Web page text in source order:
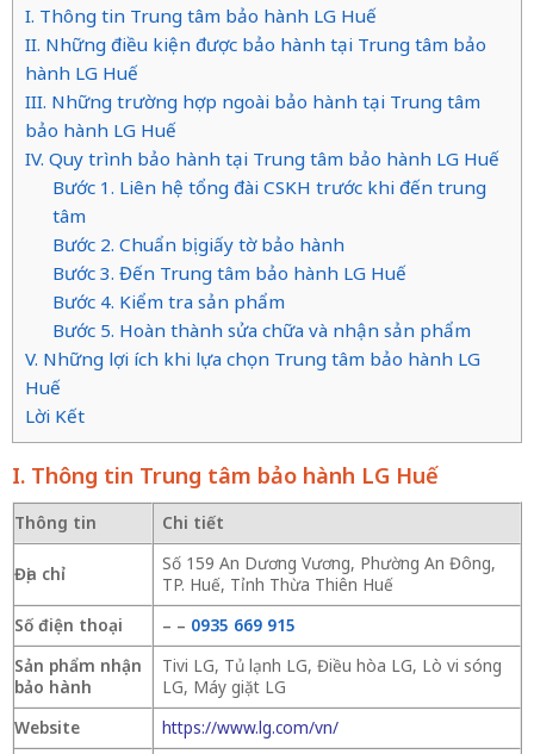
I. Thông tin Trung tâm bảo hành LG Huế
II. Những điều kiện được bảo hành tại Trung tâm bảo
hành LG Huế
III. Những trường hợp ngoài bảo hành tại Trung tâm
bảo hành LG Huế
IV. Quy trình bảo hành tại Trung tâm bảo hành LG Huế
Bước 1. Liên hệ tổng đài CSKH trước khi đến trung
tâm
Bước 2. Chuẩn bị giấy tờ bảo hành
Bước 3. Đến Trung tâm bảo hành LG Huế
Bước 4. Kiểm tra sản phẩm
Bước 5. Hoàn thành sửa chữa và nhận sản phẩm
V. Những lợi ích khi lựa chọn Trung tâm bảo hành LG
Huế
Lời Kết
I. Thông tin Trung tâm bảo hành LG Huế
Thông tin Chi tiết
Địa chỉ
Số 159 An Dương Vương, Phường An Đông,
TP. Huế, Tỉnh Thừa Thiên Huế
Số điện thoại
– – 0935 669 915
Sản phẩm nhận
bảo hành
Tivi LG, Tủ lạnh LG, Điều hòa LG, Lò vi sóng
LG, Máy giặt LG
Website
https://www.lg.com/vn/